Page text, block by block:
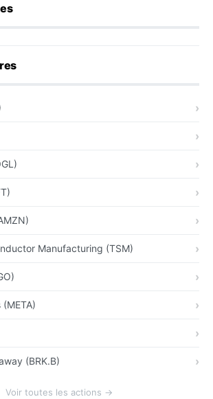
Manufacturing (TSM)
(BRK.B)
Voir toutes les actions →